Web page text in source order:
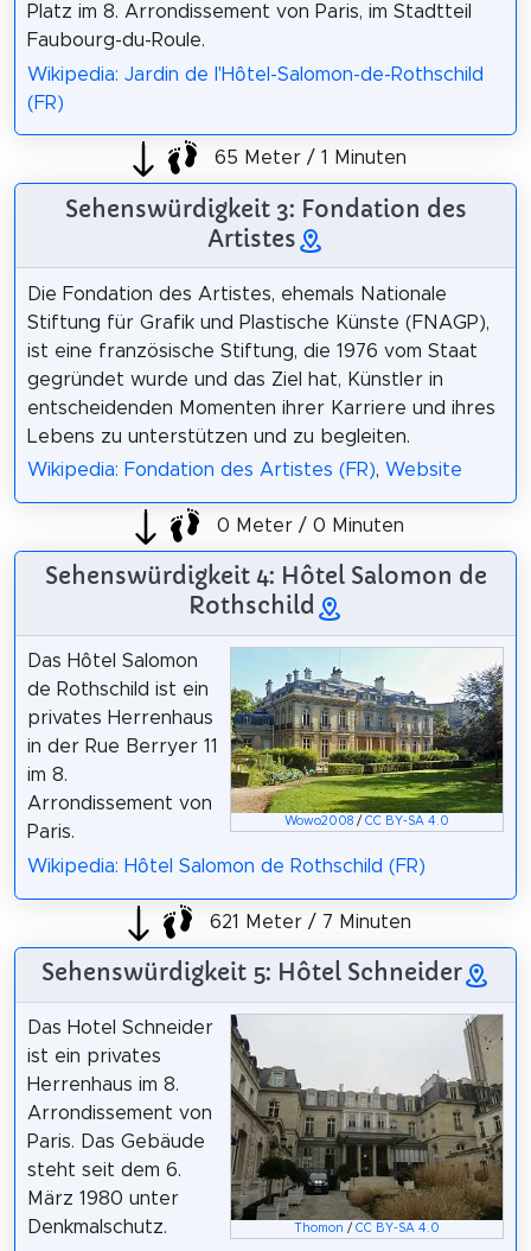
Platz im 8. Arrondissement von Paris, im Stadtteil
Faubourg-du-Roule.
Wikipedia: Jardin de l'Hôtel-Salomon-de-Rothschild
(FR)
65 Meter / 1 Minuten
Sehenswürdigkeit 3: Fondation des
Artistes
Die Fondation des Artistes, ehemals Nationale
Stiftung für Grafik und Plastische Künste (FNAGP),
ist eine französische Stiftung, die 1976 vom Staat
gegründet wurde und das Ziel hat, Künstler in
entscheidenden Momenten ihrer Karriere und ihres
Lebens zu unterstützen und zu begleiten.
Wikipedia: Fondation des Artistes (FR), Website
0 Meter / 0 Minuten
Sehenswürdigkeit 4: Hôtel Salomon de
Rothschild
Wowo2008 /CC BY-SA 4.0
Das Hôtel Salomon
de Rothschild ist ein
privates Herrenhaus
in der Rue Berryer 11
im 8.
Arrondissement von
Paris.
Wikipedia: Hôtel Salomon de Rothschild (FR)
621 Meter / 7 Minuten
Sehenswürdigkeit 5: Hôtel Schneider
Thomon /CC BY-SA 4.0
Das Hotel Schneider
ist ein privates
Herrenhaus im 8.
Arrondissement von
Paris. Das Gebäude
steht seit dem 6.
März 1980 unter
Denkmalschutz.